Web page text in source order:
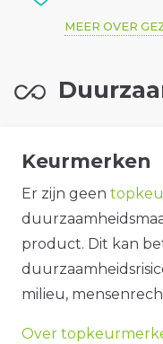
MEER OVER
Keurmerken
Er zijn geen
product. Dit kan
milieu,
Over